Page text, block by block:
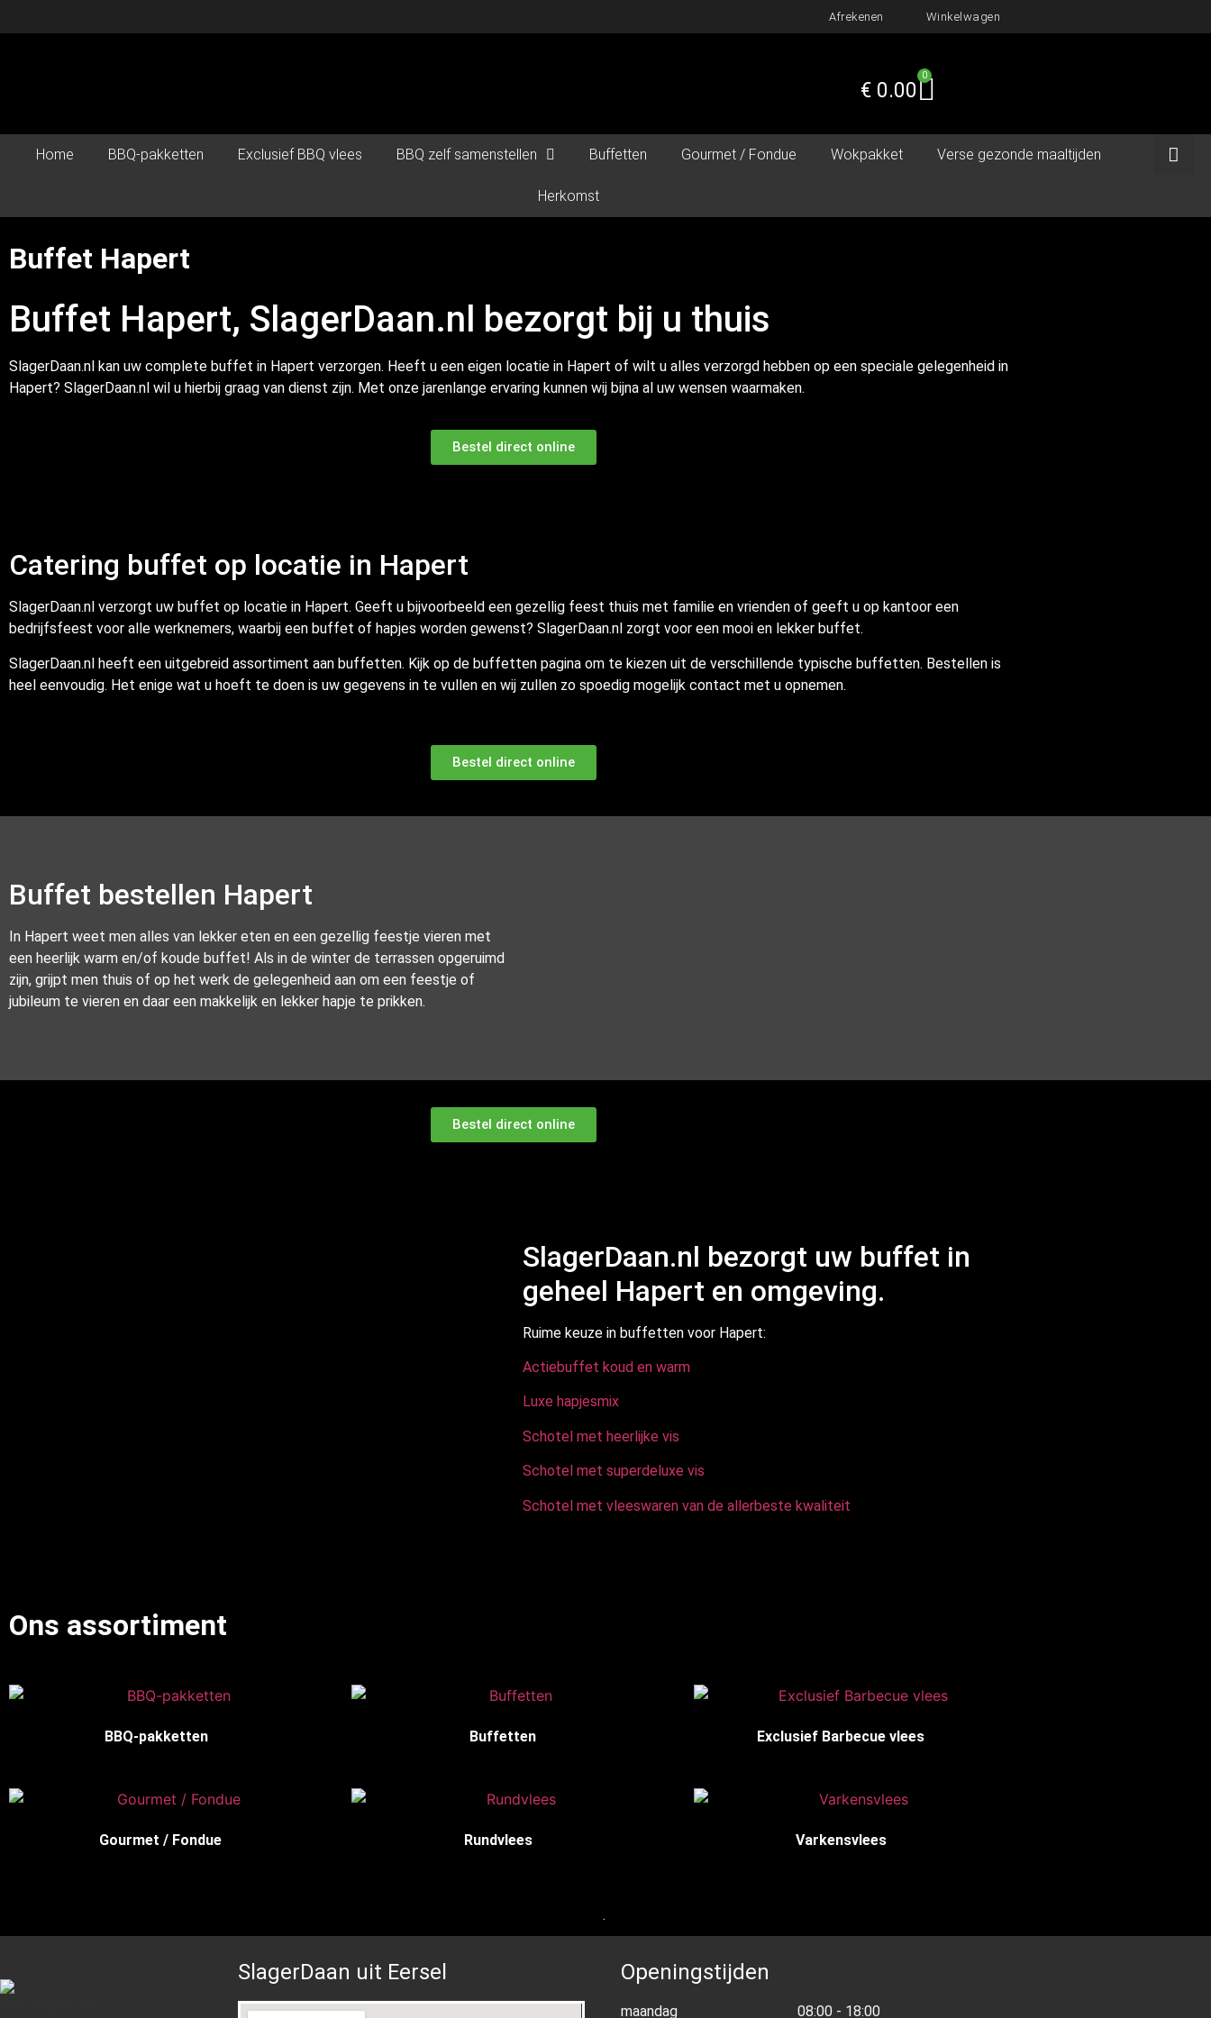
Afrekenen Winkelwagen
€0.00
0
Home BBQ-pakketten Exclusief BBQ vlees BBQ zelf samenstellen Buffetten Gourmet / Fondue Wokpakket Verse gezonde maaltijden
Herkomst
Buffet Hapert
Buffet Hapert, SlagerDaan.nl bezorgt bij u thuis
SlagerDaan.nl kan uw complete buffet in Hapert verzorgen. Heeft u een eigen locatie in Hapert of wilt u alles verzorgd hebben op een speciale gelegenheid in
Hapert? SlagerDaan.nl wil u hierbij graag van dienst zijn. Met onze jarenlange ervaring kunnen wij bijna al uw wensen waarmaken.
Bestel direct online
Catering buffet op locatie in Hapert
SlagerDaan.nl verzorgt uw buffet op locatie in Hapert. Geeft u bijvoorbeeld een gezellig feest thuis met familie en vrienden of geeft u op kantoor een
bedrijfsfeest voor alle werknemers, waarbij een buffet of hapjes worden gewenst? SlagerDaan.nl zorgt voor een mooi en lekker buffet.
SlagerDaan.nl heeft een uitgebreid assortiment aan buffetten. Kijk op de buffetten pagina om te kiezen uit de verschillende typische buffetten. Bestellen is
heel eenvoudig. Het enige wat u hoeft te doen is uw gegevens in te vullen en wij zullen zo spoedig mogelijk contact met u opnemen.
Bestel direct online
Buffet bestellen Hapert
In Hapert weet men alles van lekker eten en een gezellig feestje vieren met
een heerlijk warm en/of koude buffet! Als in de winter de terrassen opgeruimd
zijn, grijpt men thuis of op het werk de gelegenheid aan om een feestje of
jubileum te vieren en daar een makkelijk en lekker hapje te prikken.
Bestel direct online
SlagerDaan.nl bezorgt uw buffet in
geheel Hapert en omgeving.
Ruime keuze in buffetten voor Hapert:
Actiebuffet koud en warm
Luxe hapjesmix
Schotel met heerlijke vis
Schotel met superdeluxe vis
Schotel met vleeswaren van de allerbeste kwaliteit
Ons assortiment
BBQ-pakketten Buffetten Exclusief Barbecue vlees
Gourmet / Fondue Rundvlees Varkensvlees
.
SlagerDaan uit Eersel Openingstijden
maandag 08:00 - 18:00